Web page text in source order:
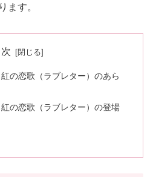
ます。
次
の恋歌（ラブレター）のあら
の恋歌（ラブレター）の登場